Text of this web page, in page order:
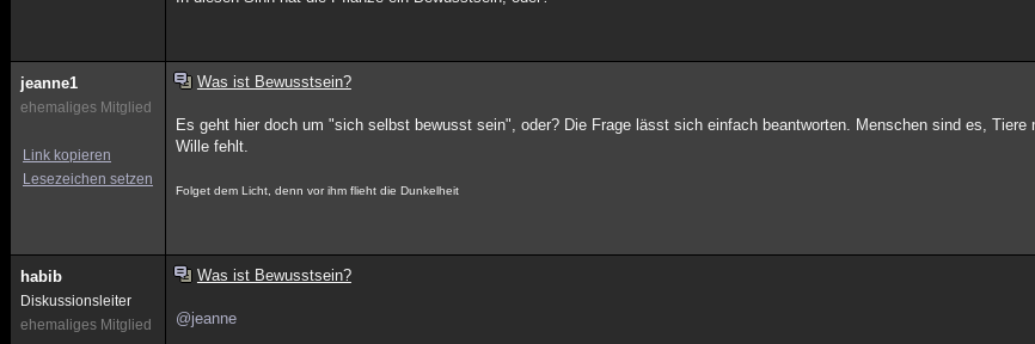
jeanne1
ehemaliges Mitglied
Link kopieren
Lesezeichen setzen
Was ist Bewusstsein?
Es geht hier doch um "sich selbst bewusst sein", oder? Die Frage lässt sich einfach beantworten. Menschen sind es, Tiere
Wille fehlt.
Folget dem Licht, denn vor ihm flieht die Dunkelheit
habib
Diskussionsleiter
ehemaliges Mitglied
Was ist Bewusstsein?
@jeanne